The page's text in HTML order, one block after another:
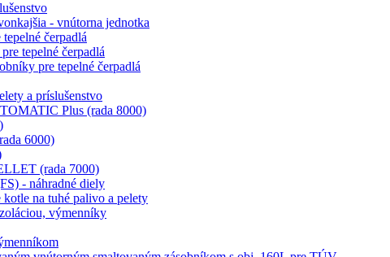
- vnútorna jednotka
čerpadlá
tepelné čerpadlá
pre tepelné čerpadlá
a príslušenstvo
Plus (rada 8000)
6000)
(rada 7000)
- náhradné diely
kotle na tuhé palivo a pelety
výmenníky